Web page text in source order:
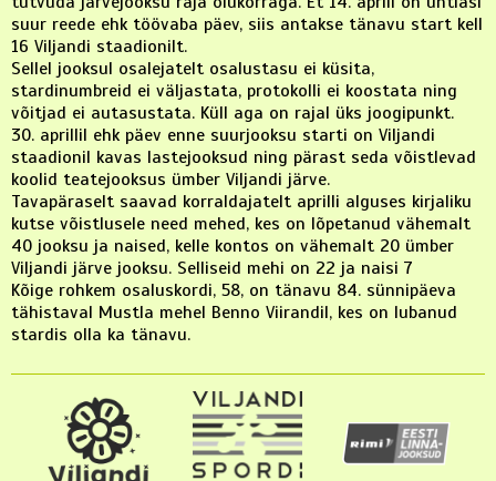
suur reede ehk töövaba päev, siis antakse tänavu start kell
16 Viljandi staadionilt.
Sellel jooksul osalejatelt osalustasu ei küsita,
stardinumbreid ei väljastata, protokolli ei koostata ning
võitjad ei autasustata. Küll aga on rajal üks joogipunkt.
30. aprillil ehk päev enne suurjooksu starti on Viljandi
staadionil kavas lastejooksud ning pärast seda võistlevad
koolid teatejooksus ümber Viljandi järve.
Tavapäraselt saavad korraldajatelt aprilli alguses kirjaliku
kutse võistlusele need mehed, kes on lõpetanud vähemalt
40 jooksu ja naised, kelle kontos on vähemalt 20 ümber
Viljandi järve jooksu. Selliseid mehi on 22 ja naisi 7
Kõige rohkem osaluskordi, 58, on tänavu 84. sünnipäeva
tähistaval Mustla mehel Benno Viirandil, kes on lubanud
stardis olla ka tänavu.